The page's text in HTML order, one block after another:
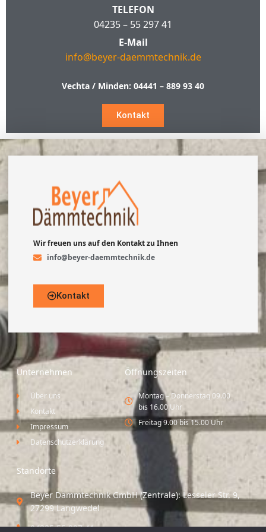
TELEFON
04235 – 55 297 41
E-Mail
info@beyer-daemmtechnik.de
Vechta / Minden: 04441 – 889 93 40
Kontakt
Wir freuen uns auf den Kontakt zu Ihnen
info@beyer-daemmtechnik.de
Kontakt
Unternehmen
Über uns
Kontakt
Impressum
Datenschutzerklärung
Öffnungszeiten
Montag – Donnerstag 09.00
bis 16.00 Uhr
Freitag 9.00 bis 15.00 Uhr
Standorte
Beyer Dämmtechnik GmbH (Zentrale): Lesseler Str. 9,
27299 Langwedel
04235 55 297 41